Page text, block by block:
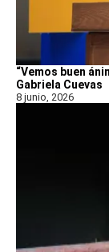
“Vemos buen
Gabriela Cuevas
8 junio, 2026